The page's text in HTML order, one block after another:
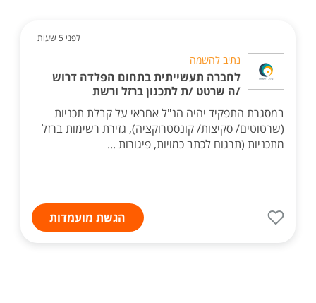
לפני 5 שעות
נתיב להשמה
לחברה תעשייתית בתחום הפלדה דרוש
/ה שרטט /ת לתכנון ברזל ורשת
במסגרת התפקיד יהיה הנ"ל אחראי על קבלת תכניות
(שרטוטים/ סקיצות/ קונסטרוקציה), גזירת רשימות ברזל
מתכניות (תרגום לכתב כמויות, פיגורות ...
הגשת מועמדות